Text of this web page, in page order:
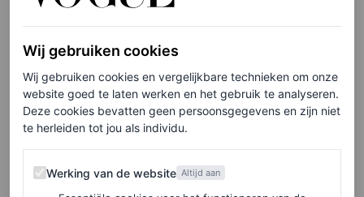
Het grootste gevolg van een
de collectieve teleurstelling,
maar het geweld tegen
vrouwen
Wij gebruiken cookies
Wij gebruiken cookies en vergelijkbare technieken om onze
website goed te laten werken en het gebruik te analyseren.
Deze cookies bevatten geen persoonsgegevens en zijn niet
te herleiden tot jou als individu.
Werking van de website
Werking van de website Altijd aan